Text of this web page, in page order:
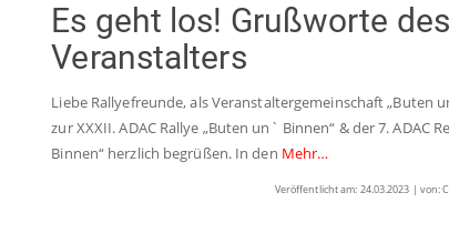
Es geht los! Grußworte des
Veranstalters
Liebe Rallyefreunde, als Veranstaltergemeinschaft „Buten
zur XXXII. ADAC Rallye „Buten un` Binnen“ & der 7. ADAC
Binnen“ herzlich begrüßen. In den Mehr…
Veröffentlicht am: 24.03.2023 | von: